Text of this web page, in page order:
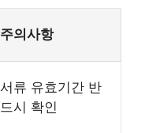
주의사항
서류 유효기간 반
드시 확인